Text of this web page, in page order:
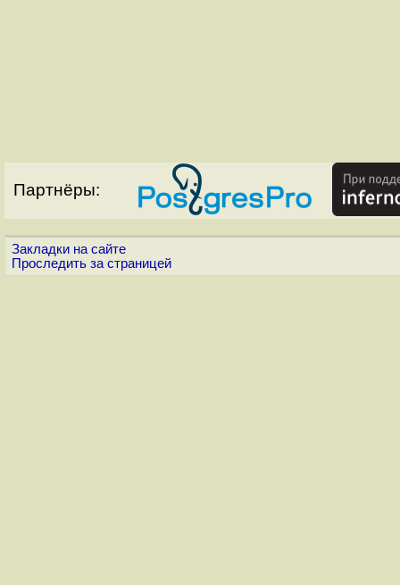
Партнёры:
Закладки на сайте
Проследить за страницей